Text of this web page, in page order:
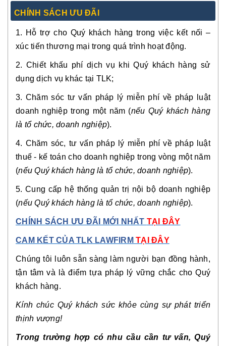
CHÍNH SÁCH ƯU ĐÃI
1. Hỗ trợ cho Quý khách hàng trong việc kết nối –
xúc tiến thương mại trong quá trình hoạt động.
2. Chiết khấu phí dịch vụ khi Quý khách hàng sử
dụng dịch vụ khác tại TLK;
3. Chăm sóc tư vấn pháp lý miễn phí về pháp luật
doanh nghiệp trong một năm (nếu Quý khách hàng
là tổ chức, doanh nghiệp).
4. Chăm sóc, tư vấn pháp lý miễn phí về pháp luật
thuế - kế toán cho doanh nghiệp trong vòng một năm
(nếu Quý khách hàng là tổ chức, doanh nghiệp).
5. Cung cấp hệ thống quản trị nội bộ doanh nghiệp
(nếu Quý khách hàng là tổ chức, doanh nghiệp).
CHÍNH SÁCH ƯU ĐÃI MỚI NHẤT TẠI ĐÂY
CAM KẾT CỦA TLK LAWFIRM TẠI ĐÂY
Chúng tôi luôn sẵn sàng làm người bạn đồng hành,
tận tâm và là điểm tựa pháp lý vững chắc cho Quý
khách hàng.
Kính chúc Quý khách sức khỏe cùng sự phát triển
thịnh vượng!
Trong trường hợp có nhu cầu cần tư vấn, Quý